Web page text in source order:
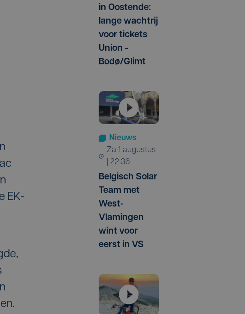
EK-
in Oostende:
lange wachtrij
voor tickets
Union -
Bodø/Glimt
Nieuws
za 1 augustus
| 22:36
Belgisch Solar
Team met
West-
Vlamingen
wint voor
eerst in VS